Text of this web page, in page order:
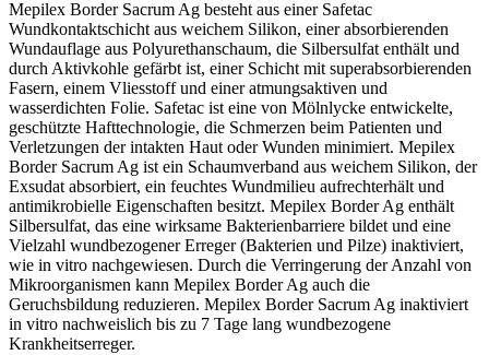
Mepilex Border Sacrum Ag besteht aus einer Safetac
Wundkontaktschicht aus weichem Silikon, einer absorbierenden
Wundauflage aus Polyurethanschaum, die Silbersulfat enthält und
durch Aktivkohle gefärbt ist, einer Schicht mit superabsorbierenden
Fasern, einem Vliesstoff und einer atmungsaktiven und
wasserdichten Folie. Safetac ist eine von Mölnlycke entwickelte,
geschützte Hafttechnologie, die Schmerzen beim Patienten und
Verletzungen der intakten Haut oder Wunden minimiert. Mepilex
Border Sacrum Ag ist ein Schaumverband aus weichem Silikon, der
Exsudat absorbiert, ein feuchtes Wundmilieu aufrechterhält und
antimikrobielle Eigenschaften besitzt. Mepilex Border Ag enthält
Silbersulfat, das eine wirksame Bakterienbarriere bildet und eine
Vielzahl wundbezogener Erreger (Bakterien und Pilze) inaktiviert,
wie in vitro nachgewiesen. Durch die Verringerung der Anzahl von
Mikroorganismen kann Mepilex Border Ag auch die
Geruchsbildung reduzieren. Mepilex Border Sacrum Ag inaktiviert
in vitro nachweislich bis zu 7 Tage lang wundbezogene
Krankheitserreger.